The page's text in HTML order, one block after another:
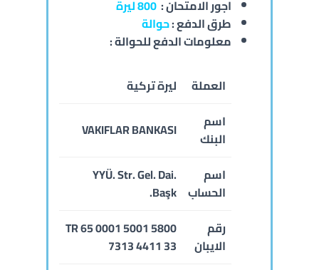
اجور الامتحان : 800 ليرة
طرق الدفع :حوالة
معلومات الدفع للحوالة :
العملة
ليرة تركية
اسم
البنك
VAKIFLAR BANKASI
اسم
الحساب
YYÜ. Str. Gel. Dai.
Başk.
رقم
الايبان
TR 65 0001 5001 5800
7313 4411 33